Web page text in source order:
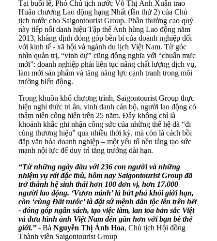
Tại buổi lễ, Phó Chủ tịch nước Võ Thị Ánh Xuân trao
Huân chương Lao động hạng Nhất (lần thứ 2) của Chủ
tịch nước cho Saigontourist Group. Phần thưởng cao quý
này tiếp nối danh hiệu Tập thể Anh hùng Lao động năm
2013, khẳng định đóng góp bền bỉ của doanh nghiệp đối
với kinh tế - xã hội và ngành du lịch Việt Nam. Từ góc
nhìn quản trị, “vinh dự” cũng đồng nghĩa với “chuẩn mực
mới”: doanh nghiệp phải liên tục nâng chất lượng dịch vụ,
làm mới sản phẩm và tăng năng lực cạnh tranh trong môi
trường biến động.
Trong khuôn khổ chương trình, Saigontourist Group thực
hiện nghi thức tri ân, vinh danh cán bộ, người lao động có
thâm niên cống hiến trên 25 năm. Đây không chỉ là
khoảnh khắc ghi nhận công sức của những thế hệ đã “đi
cùng thương hiệu” qua nhiều thời kỳ, mà còn là cách bồi
đắp văn hóa doanh nghiệp – một yếu tố nền tảng tạo sức
mạnh nội lực để duy trì tăng trưởng dài hạn.
“Từ những ngày đầu với 236 con người và những
nhiệm vụ rất đặc thù, hôm nay Saigontourist Group đã
trở thành hệ sinh thái hơn 100 đơn vị, hơn 17.000
người lao động. ‘Vươn mình’ là bứt phá khỏi giới hạn,
còn ‘cùng Đất nước’ là đặt sứ mệnh dân tộc lên trên hết
- đóng góp ngân sách, tạo việc làm, lan tỏa bản sắc Việt
và đưa hình ảnh Việt Nam đến gần hơn với bạn bè thế
giới.” - Bà Nguyễn Thị Ánh Hoa, Chủ tịch Hội đồng
Thành viên Saigontourist Group